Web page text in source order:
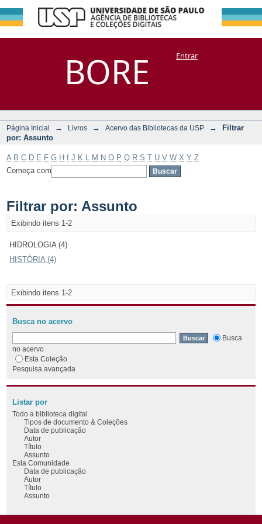
BORE
Filtrar por:
Assunto
DSpace/Manakin + CoriscoEntrar
Página Inicial → Livros → Acervo das Bibliotecas da USP →
Filtrar
por: Assunto
A B C D E F G H J K M N O P Q R S T U V W X Y Z
Começa com
Filtrar por: Assunto
Exibindo itens 1-2
HIDROLOGIA (4)
HISTÓRIA (4)
Exibindo itens 1-2
Busca no acervo
Busca
no acervo
Esta Coleção
Pesquisa avançada
Listar por
Todo a biblioteca digital
Tipos de documento & Coleções
Data de publicação
Autor
Título
Assunto
Esta Comunidade
Data de publicação
Autor
Título
Assunto